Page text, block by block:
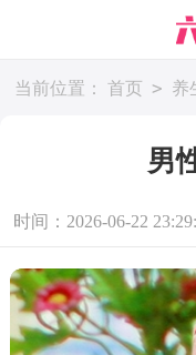
当前位置： 首页 > 养
男
时间：2026-06-22